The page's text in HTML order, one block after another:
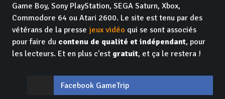
Game Boy, Sony PlayStation, SEGA Saturn, Xbox,
Commodore 64 ou Atari 2600. Le site est tenu par des
vétérans de la presse jeux vidéo qui se sont associés
pour faire du contenu de qualité et indépendant, pour
les lecteurs. Et en plus c'est gratuit, et ça le restera !
Facebook GameTrip